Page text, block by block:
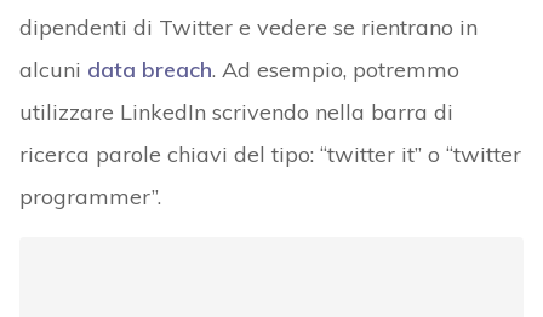
dipendenti di Twitter e vedere se rientrano in
alcuni data breach. Ad esempio, potremmo
utilizzare LinkedIn scrivendo nella barra di
ricerca parole chiavi del tipo: “twitter it” o “twitter
programmer”.